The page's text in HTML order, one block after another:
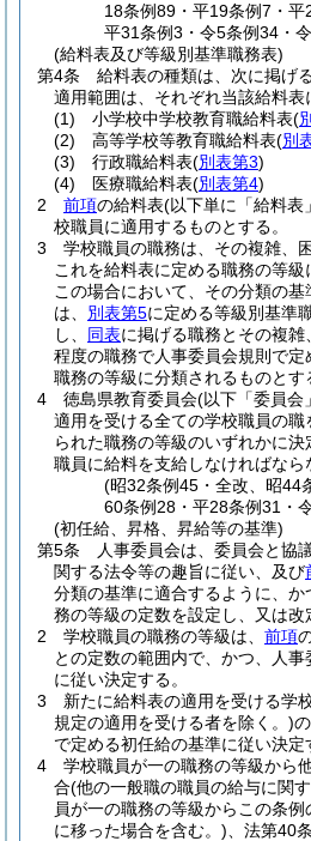
18条例89・平19条例7・平
平31条例3・令5条例34・
(給料表及び等級別基準職務表)
第4条
給料表の種類は、次に掲げ
適用範囲は、それぞれ当該給料表
(1)
小学校中学校教育職給料表(
(2)
高等学校等教育職給料表(別
(3)
行政職給料表(別表第3)
(4)
医療職給料表(別表第4)
2
前項の給料表(以下単に「給料表
校職員に適用するものとする。
3
学校職員の職務は、その複雑、
これを給料表に定める職務の等級
この場合において、その分類の
は、 別表第5に定める等級別基準
し、 同表に掲げる職務とその複
程度の職務で人事委員会規則で
職務の等級に分類されるものとす
4
徳島県教育委員会(以下「委員会
適用を受ける全ての学校職員の職
られた職務の等級のいずれかに
職員に給料を支給しなければなら
(昭32条例45・全改、昭44
60条例28・平28条例31・
(初任給、昇格、昇給等の基準)
第5条
人事委員会は、委員会と協
関する法令等の趣旨に従い、及び
分類の基準に適合するように、
務の等級の定数を設定し、又は改
2
学校職員の職務の等級は、 前項
との定数の範囲内で、かつ、人
に従い決定する。
3
新たに給料表の適用を受ける学
規定の適用を受ける者を除く。)
で定める初任給の基準に従い決定
4
学校職員が一の職務の等級から
合(他の一般職の職員の給与に関
員が一の職務の等級からこの条
に移った場合を含む。) 、法第40